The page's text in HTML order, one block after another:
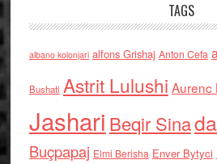
TAGS
albano kolonjari alfons Grishaj Anton Cefa
Bushati Astrit Lulushi Aurenc
Jashari Beqir Sina
Buçpapaj Elmi Berisha Enver Bytyci